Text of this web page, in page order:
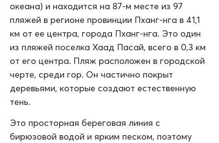
океана) и находится на 87-м месте из 97
пляжей в регионе провинции Пханг-нга в 41,1
км от ее центра, города Пханг-нга. Это один
из пляжей поселка Хаад Пасай, всего в 0,3 км
от его центра. Пляж расположен в городской
черте, среди гор. Он частично покрыт
деревьями, которые создают естественную
тень.
Это просторная береговая линия с
бирюзовой водой и ярким песком, поэтому